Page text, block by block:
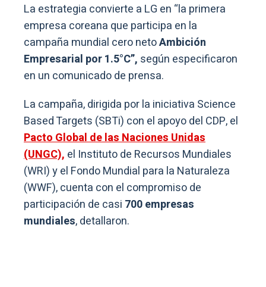
La estrategia convierte a LG en “la primera
empresa coreana que participa en la
campaña mundial cero netoAmbición
Empresarial por 1.5°C”, según especificaron
en un comunicado de prensa.
La campaña, dirigida por la iniciativa Science
Based Targets (SBTi) con el apoyo del CDP, el
Pacto Global de las Naciones Unidas
(UNGC), el Instituto de Recursos Mundiales
(WRI) y el Fondo Mundial para la Naturaleza
(WWF), cuenta con el compromiso de
participación de casi 700 empresas
mundiales, detallaron.